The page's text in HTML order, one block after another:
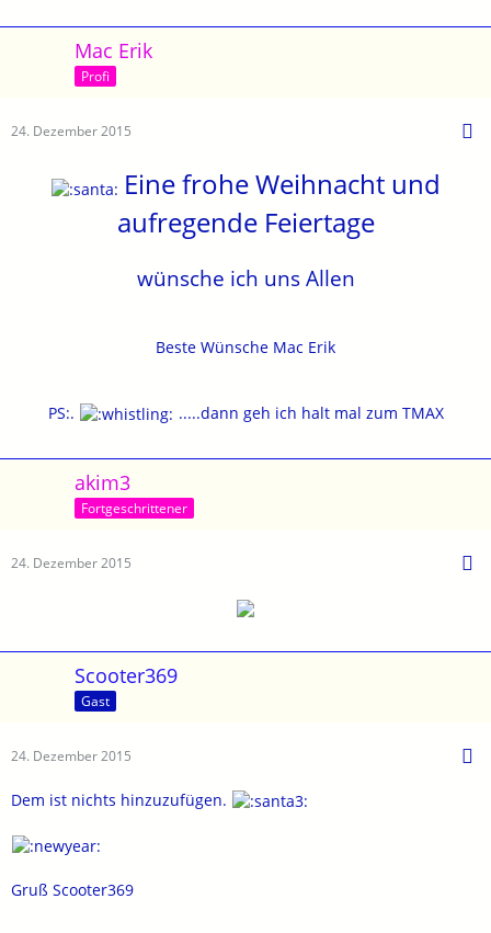
Mac Erik
Profi
24. Dezember 2015
Eine frohe Weihnacht und
aufregende Feiertage
wünsche ich uns Allen
Beste Wünsche Mac Erik
PS:. .....dann geh ich halt mal zum TMAX
akim3
Fortgeschrittener
24. Dezember 2015
Scooter369
Gast
24. Dezember 2015
Dem ist nichts hinzuzufügen.
Gruß Scooter369